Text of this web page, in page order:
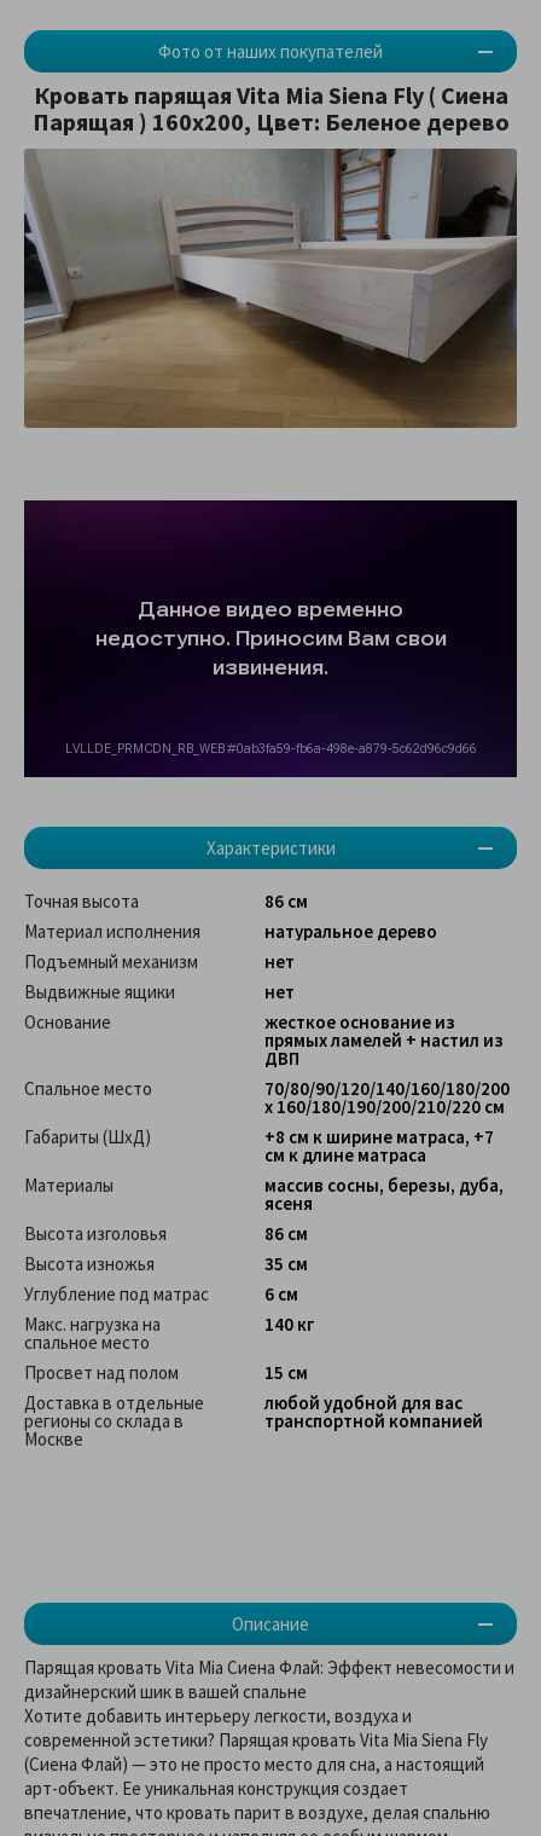
Фото от наших покупателей
Характеристики
Описание
Кровать парящая Vita Mia Siena Fly ( Сиена
Парящая ) 160х200, Цвет: Беленое дерево
Точная высота
86 см
Материал исполнения
натуральное дерево
Подъемный механизм
нет
Выдвижные ящики
нет
Основание
жесткое основание из
прямых ламелей + настил из
ДВП
Спальное место
70/80/90/120/140/160/180/200
х 160/180/190/200/210/220 см
Габариты (ШхД)
+8 см к ширине матраса, +7
см к длине матраса
Материалы
массив сосны, березы, дуба,
ясеня
Высота изголовья
86 см
Высота изножья
35 см
Углубление под матрас
6 см
Макс. нагрузка на
спальное место
140 кг
Просвет над полом
15 см
Доставка в отдельные
регионы со склада в
Москве
любой удобной для вас
транспортной компанией
Парящая кровать Vita Mia Сиена Флай: Эффект невесомости и
дизайнерский шик в вашей спальне
Хотите добавить интерьеру легкости, воздуха и
современной эстетики? Парящая кровать Vita Mia Siena Fly
(Сиена Флай) — это не просто место для сна, а настоящий
арт-объект. Ее уникальная конструкция создает
впечатление, что кровать парит в воздухе, делая спальню